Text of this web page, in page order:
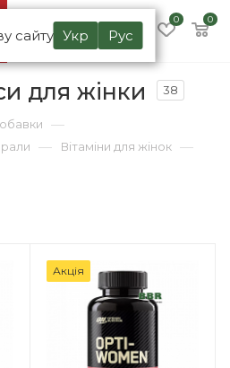
сайту Укр Рус
0 0
для жінки 38
—
— Вітаміни для жінок —
Акція